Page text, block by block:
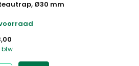
Ø30 mm
btw